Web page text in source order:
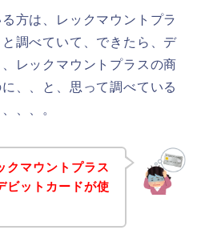
方は、レックマウントプラ
調べていて、できたら、デ
レックマウントプラスの商
、、と、思って調べている
、、。
クマウントプラス
ビットカードが使